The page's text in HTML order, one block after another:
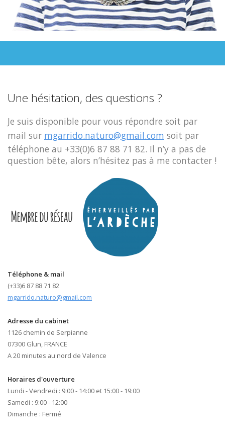
Une hésitation, des questions ?
Je suis disponible pour vous répondre soit par
mail sur mgarrido.naturo@gmail.com soit par
téléphone au +33(0)6 87 88 71 82. Il n’y a pas de
question bête, alors n’hésitez pas à me contacter !
Téléphone & mail
(+33)6 87 88 71 82
mgarrido.naturo@gmail.com
Adresse du cabinet
1126 chemin de Serpianne
07300 Glun, FRANCE
A 20 minutes au nord de Valence
Horaires d'ouverture
Lundi - Vendredi : 9:00 - 14:00 et 15:00 - 19:00
Samedi : 9:00 - 12:00
Dimanche : Fermé